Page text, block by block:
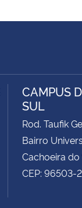
CAMPUS
SUL
Rod. Taufik
Bairro
Cachoeira do
CEP: 96503-